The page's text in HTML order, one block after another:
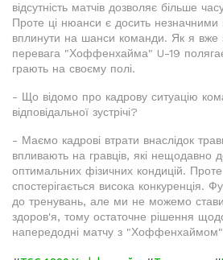
відсутність матчів дозволяє більше
Проте ці нюанси є досить незначними
вплинути на шанси команди. Як я вже
перевага "Хоффенхайма" U-19
грають на своєму полі.
- Що відомо про кадрову ситуацію
відповідальної зустрічі?
- Маємо кадрові втрати внаслідок
впливають на гравців, які нещодавно
оптимальних фізичних кондицій. Проте
спостерігається висока конкуренція.
до тренувань, але ми не можемо
здоров'я, тому остаточне рішення
напередодні матчу з